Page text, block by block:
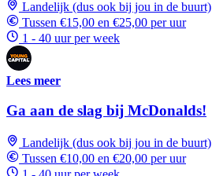
Landelijk (dus ook bij jou in de buurt)
Tussen €15,00 en €25,00 per uur
1 - 40 uur per week
Lees meer
Ga aan de slag bij McDonalds!
Landelijk (dus ook bij jou in de buurt)
Tussen €10,00 en €20,00 per uur